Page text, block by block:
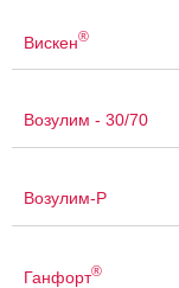
Вискен®
Возулим - 30/70
Возулим-Р
Ганфорт®